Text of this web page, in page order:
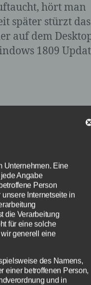
hört man
später stürzt das
auf dem
1809
bei
Juni 2018
Unternehmen. Eine
Angabe
Person
Internetseite in
die Verarbeitung
für eine solche
generell eine
des Namens,
einer betroffenen Person,
und in